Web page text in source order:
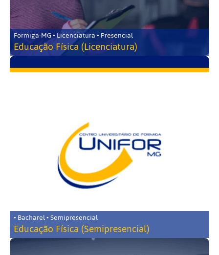
Formiga-MG • Licenciatura • Presencial
Educação Física (Licenciatura)
• Bacharel • Semipresencial
Educação Física (Semipresencial)